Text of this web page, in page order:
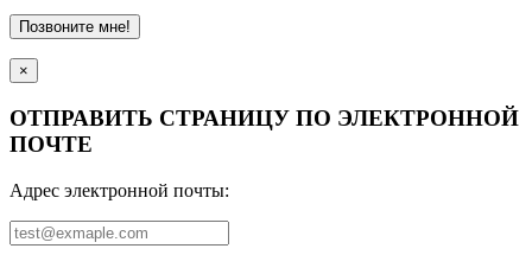
Позвоните мне!
×
ОТПРАВИТЬ СТРАНИЦУ ПО ЭЛЕКТРОННОЙ
ПОЧТЕ
Адрес электронной почты: